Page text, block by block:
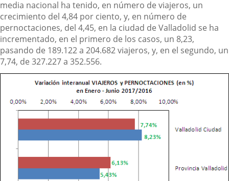
media nacional ha tenido, en número de viajeros, un
crecimiento del 4,84 por ciento, y, en número de
pernoctaciones, del 4,45, en la ciudad de Valladolid se ha
incrementado, en el primero de los casos, un 8,23,
pasando de 189.122 a 204.682 viajeros, y, en el segundo, un
7,74, de 327.227 a 352.556.